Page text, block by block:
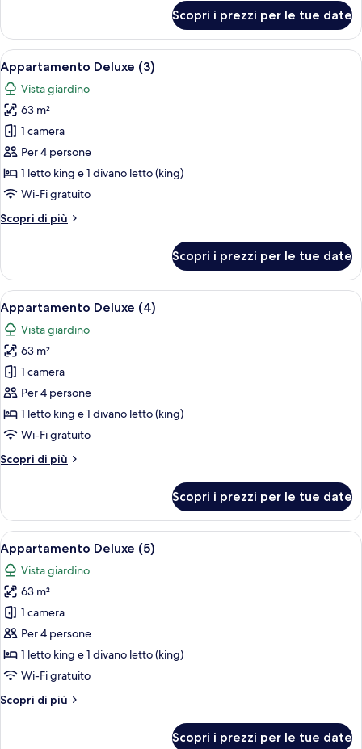
Deluxe
(2)
Scopri i prezzi per le tue date
Apri
tutte
le
foto
per
Appartamento
Deluxe
(3)
Un soggiorno moderno con un
8
Appartamento Deluxe (3)
Vista giardino
63 m²
1 camera
Per 4 persone
1 letto king e 1 divano letto (king)
Wi-Fi gratuito
Scopri di più
Altri
Deluxe
(3)
Scopri i prezzi per le tue date
Apri
tutte
le
foto
per
Appartamento
Deluxe
(4)
Un soggiorno moderno con un
8
Appartamento Deluxe (4)
Vista giardino
63 m²
1 camera
Per 4 persone
1 letto king e 1 divano letto (king)
Wi-Fi gratuito
Scopri di più
Altri
Deluxe
(4)
Scopri i prezzi per le tue date
Apri
tutte
le
foto
per
Appartamento
Deluxe
(5)
Un soggiorno moderno con un
8
Appartamento Deluxe (5)
Vista giardino
63 m²
1 camera
Per 4 persone
1 letto king e 1 divano letto (king)
Wi-Fi gratuito
Scopri di più
Altri
Scopri i prezzi per le tue date